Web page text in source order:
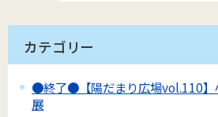
カテゴリー
●終了●【陽だまり広場vol.110】
展